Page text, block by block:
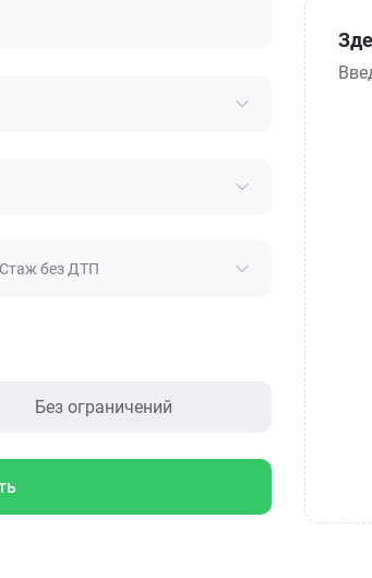
Стаж без ДТП
Без ограничений